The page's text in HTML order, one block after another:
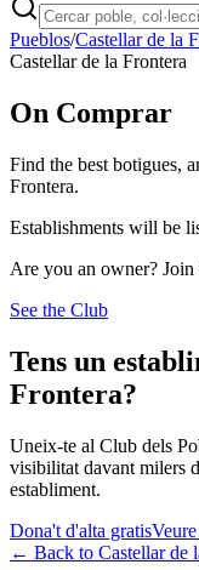
Pueblos/Castellar de la
Castellar de la Frontera
On Comprar
Find the best botigues,
Frontera.
Establishments will be
Are you an owner? Join
See the Club
Tens un
Frontera?
Uneix-te al Club dels
visibilitat davant milers
establiment.
Dona't d'alta gratis
← Back to Castellar de